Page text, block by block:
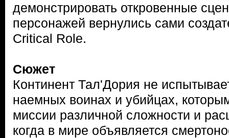
демонстрировать откровенные
персонажей вернулись сами
Critical Role.
Сюжет
Континент Тал'Дория не
наемных воинах и убийцах,
миссии различной сложности и
когда в мире объявляется